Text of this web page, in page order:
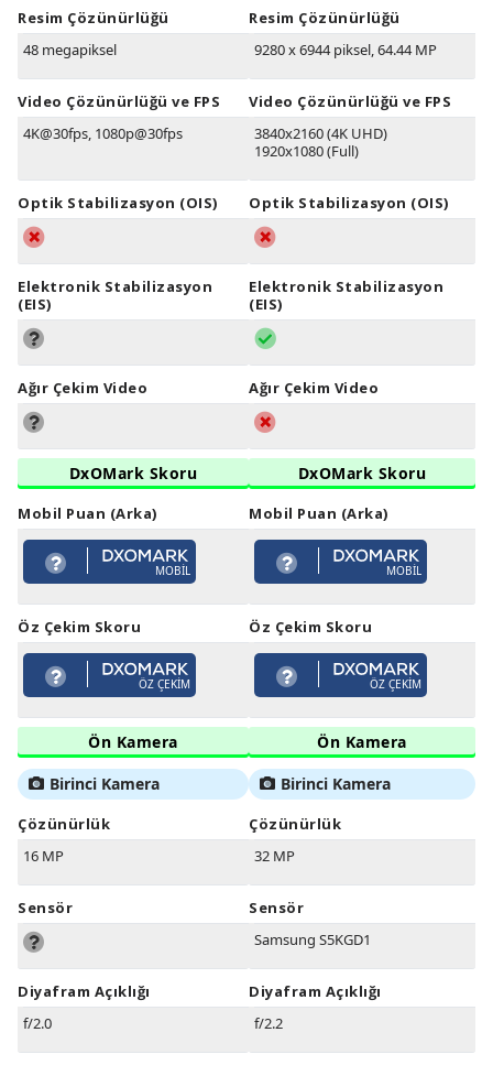
Resim Çözünürlüğü
48 megapiksel
Video Çözünürlüğü ve FPS
4K@30fps, 1080p@30fps
Optik Stabilizasyon (OIS)
Elektronik Stabilizasyon
(EIS)
Ağır Çekim Video
DxOMark Skoru
Mobil Puan (Arka)
MOBIL
Öz Çekim Skoru
ÖZ ÇEKIM
Ön Kamera
Birinci Kamera
Çözünürlük
16 MP
Sensör
Diyafram Açıklığı
f/2.0
Resim Çözünürlüğü
9280 x 6944 piksel, 64.44 MP
Video Çözünürlüğü ve FPS
3840x2160 (4K UHD)
1920x1080 (Full)
Optik Stabilizasyon (OIS)
Elektronik Stabilizasyon
(EIS)
Ağır Çekim Video
DxOMark Skoru
Mobil Puan (Arka)
MOBIL
Öz Çekim Skoru
ÖZ ÇEKIM
Ön Kamera
Birinci Kamera
Çözünürlük
32 MP
Sensör
Samsung S5KGD1
Diyafram Açıklığı
f/2.2